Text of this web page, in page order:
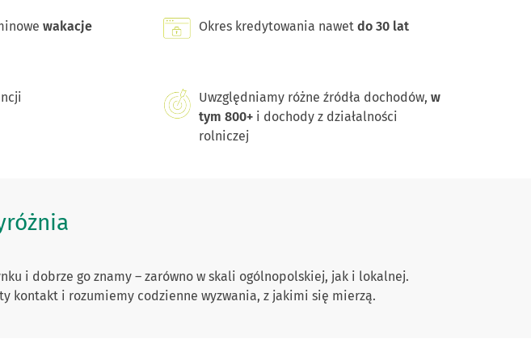
wakacje
Okres kredytowania nawet do 30 lat
Uwzględniamy różne źródła dochodów, w
tym 800+i dochody z działalności
rolniczej
i dobrze go znamy – zarówno w skali ogólnopolskiej, jak i lokalnej.
kontakt i rozumiemy codzienne wyzwania, z jakimi się mierzą.